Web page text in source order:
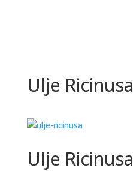
Ulje Ricinusa
Ulje Ricinusa